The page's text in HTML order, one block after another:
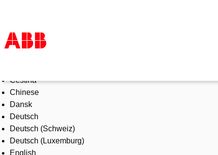
Products & Solutions
Industries
Services
About us
Where to buy
Contact us
Careers
Čeština
Chinese
Dansk
Deutsch
Deutsch (Schweiz)
Deutsch (Luxemburg)
English